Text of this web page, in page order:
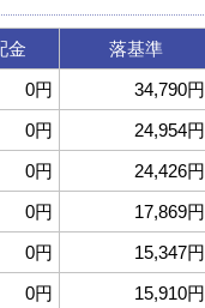
金
落基準
0円
34,790円
0円
24,954円
0円
24,426円
0円
17,869円
0円
15,347円
0円
15,910円